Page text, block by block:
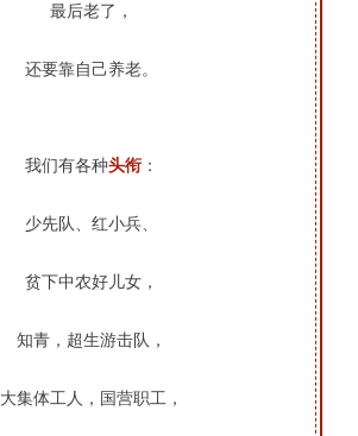
最后老了，
还要靠自己养老。
我们有各种头衔 ：
少先队、红小兵、
贫下中农好儿女，
知青， 超生游击队，
大集体工人， 国营职工，